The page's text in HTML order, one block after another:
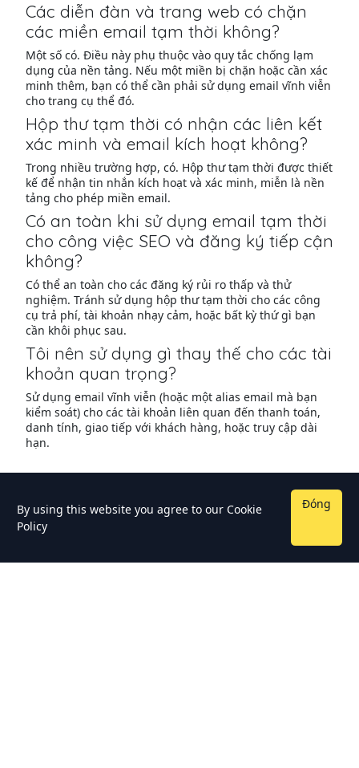
Các diễn đàn và trang web có chặn
các miền email tạm thời không?
Một số có. Điều này phụ thuộc vào quy tắc chống lạm
dụng của nền tảng. Nếu một miền bị chặn hoặc cần xác
minh thêm, bạn có thể cần phải sử dụng email vĩnh viễn
cho trang cụ thể đó.
Hộp thư tạm thời có nhận các liên kết
xác minh và email kích hoạt không?
Trong nhiều trường hợp, có. Hộp thư tạm thời được thiết
kế để nhận tin nhắn kích hoạt và xác minh, miễn là nền
tảng cho phép miền email.
Có an toàn khi sử dụng email tạm thời
cho công việc SEO và đăng ký tiếp cận
không?
Có thể an toàn cho các đăng ký rủi ro thấp và thử
nghiệm. Tránh sử dụng hộp thư tạm thời cho các công
cụ trả phí, tài khoản nhạy cảm, hoặc bất kỳ thứ gì bạn
cần khôi phục sau.
Tôi nên sử dụng gì thay thế cho các tài
khoản quan trọng?
Sử dụng email vĩnh viễn (hoặc một alias email mà bạn
kiểm soát) cho các tài khoản liên quan đến thanh toán,
danh tính, giao tiếp với khách hàng, hoặc truy cập dài
hạn.
By using this website you agree to our Cookie
Policy
Đóng